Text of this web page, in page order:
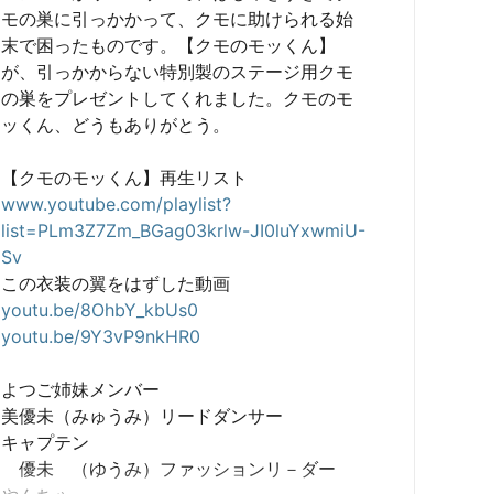
モの巣に引っかかって、クモに助けられる始
末で困ったものです。【クモのモッくん】
が、引っかからない特別製のステージ用クモ
の巣をプレゼントしてくれました。クモのモ
ッくん、どうもありがとう。
www.youtube.com/playlist?
list=PLm3Z7Zm_BGag03krlw-JI0luYxwmiU-
Sv
この衣装の翼をはずした動画
youtu.be/8OhbY_kbUs0
youtu.be/9Y3vP9nkHR0
よつご姉妹メンバー
美優未（みゅうみ）リードダンサー
キャプテン
優未　（ゆうみ）ファッションリ－ダー